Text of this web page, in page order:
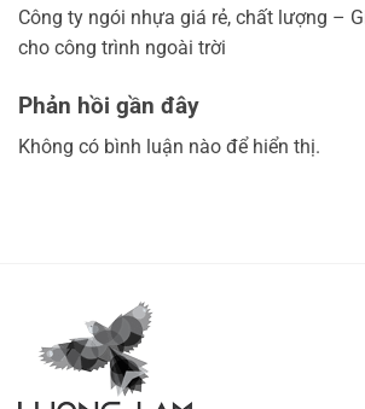
Công ty ngói nhựa giá rẻ, chất lượng –
cho công trình ngoài trời
Phản hồi gần đây
Không có bình luận nào để hiển thị.